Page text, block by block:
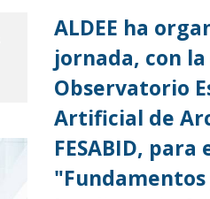
ALDEE ha
jornada, con
Observatorio
Artificial de
FESABID,